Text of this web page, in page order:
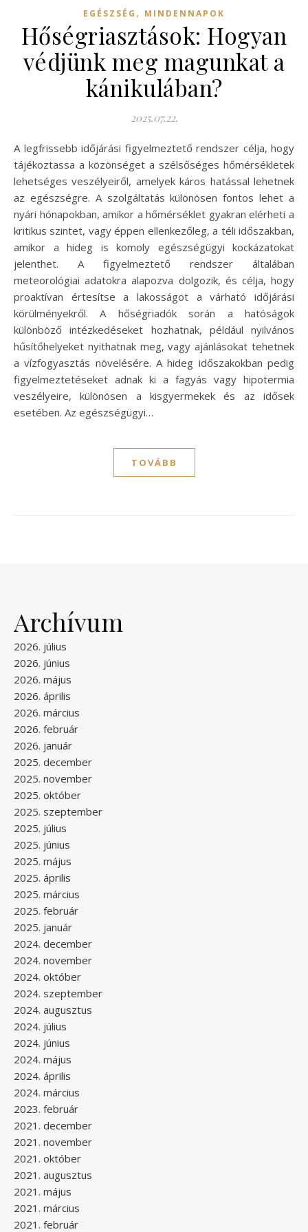
EGÉSZSÉG , MINDENNAPOK
Hőségriasztások: Hogyan
védjünk meg magunkat a
kánikulában?
2025.07.22.
A legfrissebb időjárási figyelmeztető rendszer célja, hogy
tájékoztassa a közönséget a szélsőséges hőmérsékletek
lehetséges veszélyeiről, amelyek káros hatással lehetnek
az egészségre. A szolgáltatás különösen fontos lehet a
nyári hónapokban, amikor a hőmérséklet gyakran elérheti a
kritikus szintet, vagy éppen ellenkezőleg, a téli időszakban,
amikor a hideg is komoly egészségügyi kockázatokat
jelenthet. A figyelmeztető rendszer általában
meteorológiai adatokra alapozva dolgozik, és célja, hogy
proaktívan értesítse a lakosságot a várható időjárási
körülményekről. A hőségriadók során a hatóságok
különböző intézkedéseket hozhatnak, például nyilvános
hűsítőhelyeket nyithatnak meg, vagy ajánlásokat tehetnek
a vízfogyasztás növelésére. A hideg időszakokban pedig
figyelmeztetéseket adnak ki a fagyás vagy hipotermia
veszélyeire, különösen a kisgyermekek és az idősek
esetében. Az egészségügyi…
TOVÁBB
Archívum
2026. július
2026. június
2026. május
2026. április
2026. március
2026. február
2026. január
2025. december
2025. november
2025. október
2025. szeptember
2025. július
2025. június
2025. május
2025. április
2025. március
2025. február
2025. január
2024. december
2024. november
2024. október
2024. szeptember
2024. augusztus
2024. július
2024. június
2024. május
2024. április
2024. március
2023. február
2021. december
2021. november
2021. október
2021. augusztus
2021. május
2021. március
2021. február